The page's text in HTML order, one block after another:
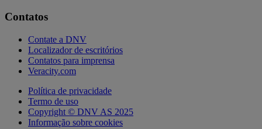
Contatos
Contate a DNV
Localizador de escritórios
Contatos para imprensa
Veracity.com
Política de privacidade
Termo de uso
Copyright © DNV AS 2025
Informação sobre cookies